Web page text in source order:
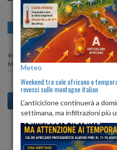
OGGI
Min:
31°C
Max:32°C
VEN 07
Min:
31°C
Max:32°C
SAB 08
Min:32°C
Max:33°C
Min:
Max:
Previsioni del Tempo a
Meteo
Weekend tra sole africano e
rovesci sulle montagne italian
L'anticiclone continuerà a
settimana, ma infiltrazioni più